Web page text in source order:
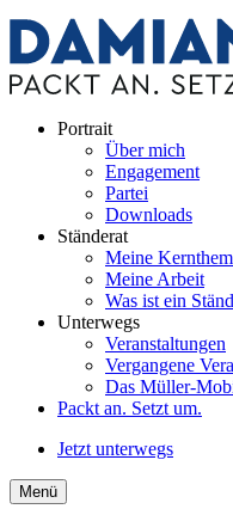
Portrait
Über mich
Engagement
Partei
Downloads
Ständerat
Meine
Meine Arbeit
Was ist ein
Unterwegs
Veranstaltungen
Vergangene
Das Müller-
Packt an. Setzt um.
Jetzt unterwegs
Menü